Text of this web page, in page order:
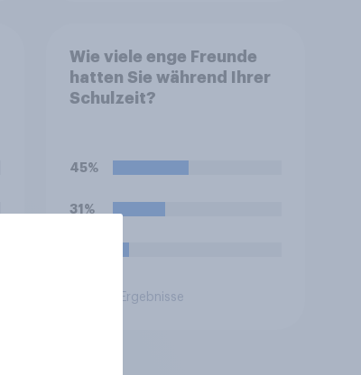
Wie viele enge Freunde
hatten Sie während Ihrer
Schulzeit?
45%
31%
Aktuelle Ergebnisse